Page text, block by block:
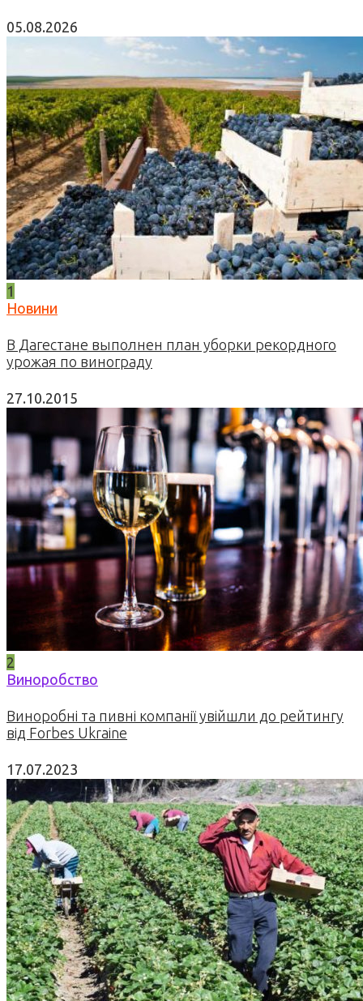
05.08.2026
1
Новини
В Дагестане выполнен план уборки рекордного
урожая по винограду
27.10.2015
2
Виноробство
Виноробні та пивні компанії увійшли до рейтингу
від Forbes Ukraine
17.07.2023